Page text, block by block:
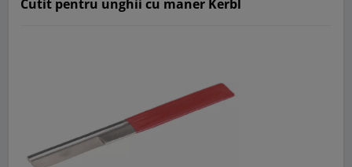
Cutit pentru unghii cu maner Kerbl